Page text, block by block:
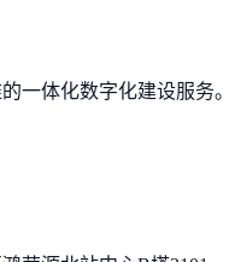
一体化数字化建设服务